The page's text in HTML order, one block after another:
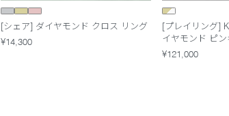
[シェア] ダイヤモンド クロス リング
¥14,300
[プレイリング]
イヤモンド ピ
¥121,000